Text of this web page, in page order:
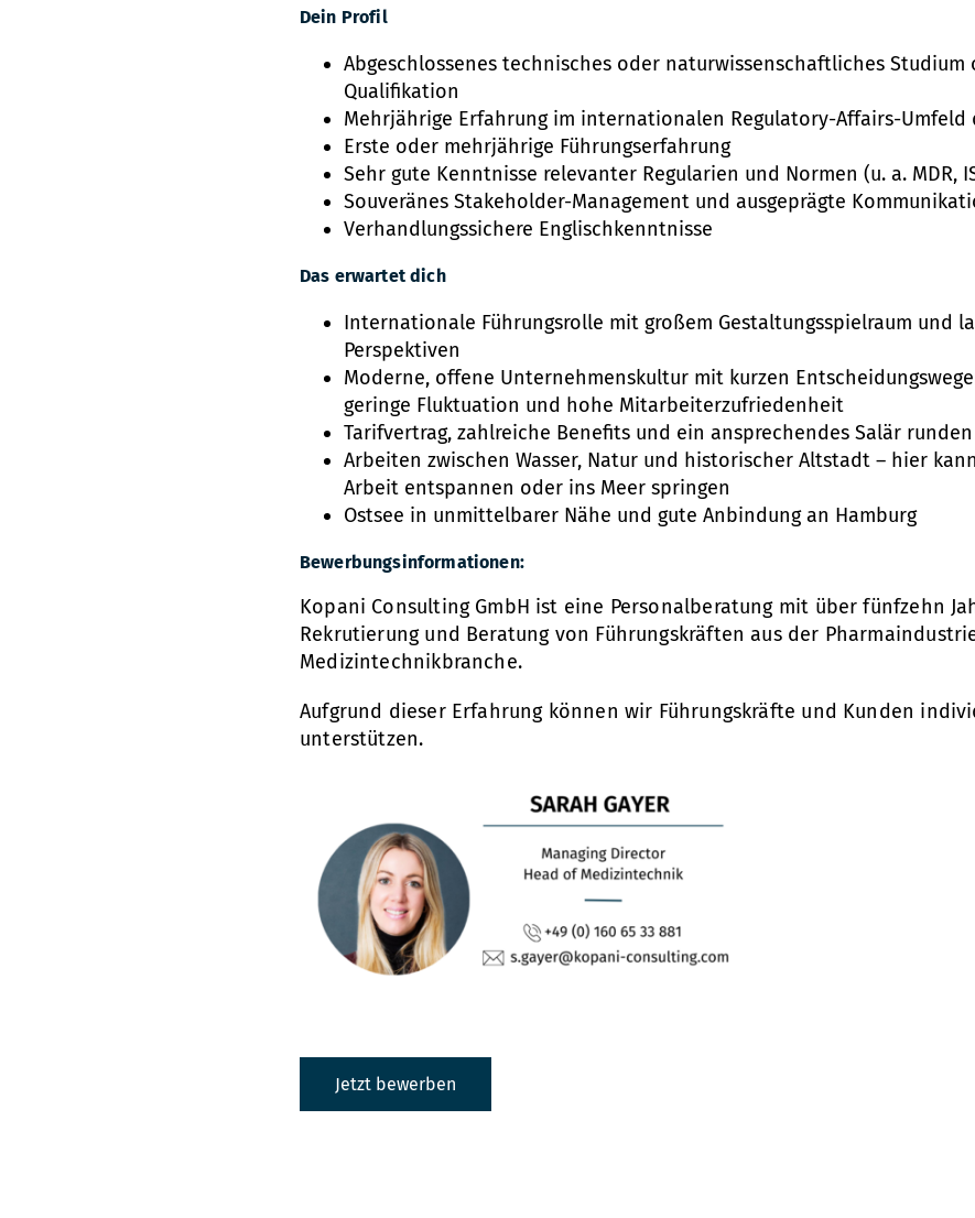
Dein Profil
Abgeschlossenes technisches oder naturwissenschaftliches Studium
Qualifikation
Mehrjährige Erfahrung im internationalen Regulatory-Affairs-
Erste oder mehrjährige Führungserfahrung
Sehr gute Kenntnisse relevanter Regularien und Normen (u. a. MDR,
Souveränes Stakeholder-Management und ausgeprägte
Verhandlungssichere Englischkenntnisse
Das erwartet dich
Internationale Führungsrolle mit großem Gestaltungsspielraum und
Perspektiven
Moderne, offene Unternehmenskultur mit kurzen
geringe Fluktuation und hohe Mitarbeiterzufriedenheit
Tarifvertrag, zahlreiche Benefits und ein ansprechendes Salär
Arbeiten zwischen Wasser, Natur und historischer Altstadt – hier
Arbeit entspannen oder ins Meer springen
Ostsee in unmittelbarer Nähe und gute Anbindung an Hamburg
Bewerbungsinformationen:
Kopani Consulting GmbH ist eine Personalberatung mit über fünfzehn
Rekrutierung und Beratung von Führungskräften aus der
Medizintechnikbranche.
Aufgrund dieser Erfahrung können wir Führungskräfte und Kunden
unterstützen.
Jetzt bewerben